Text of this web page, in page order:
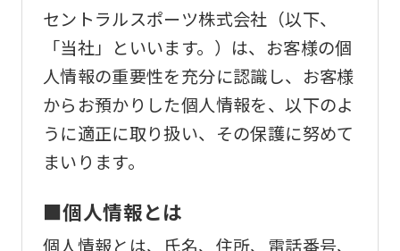
セントラルスポーツ株式会社（以下、
「当社」といいます。）は、お客様の個
人情報の重要性を充分に認識し、お客様
からお預かりした個人情報を、以下のよ
うに適正に取り扱い、その保護に努めて
まいります。
■個人情報とは